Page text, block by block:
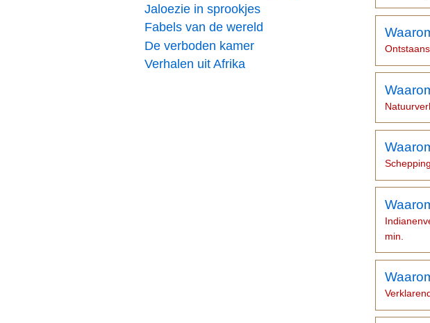
Jaloezie in sprookjes
Fabels van de wereld
De verboden kamer
Verhalen uit Afrika
min.